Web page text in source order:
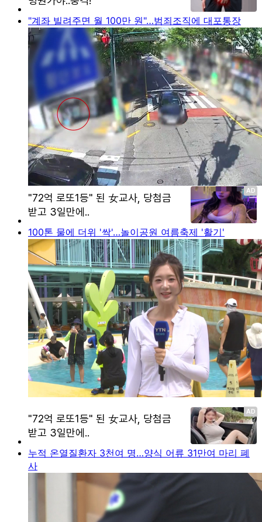
"계좌 빌려주면 월 100만 원"…범죄조직에 대포통장
100톤 물에 더위 '싹'…놀이공원 여름축제 '활기'
누적 온열질환자 3천여 명…양식 어류 31만여 마리 폐
사